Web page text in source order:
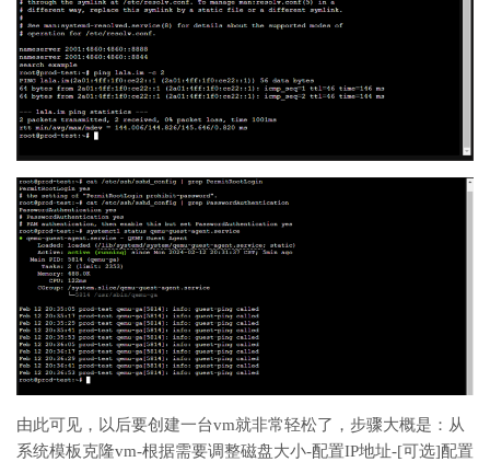
由此可见，以后要创建一台vm就非常轻松了，步骤大概是：从
系统模板克隆vm-根据需要调整磁盘大小-配置IP地址-[可选]配置